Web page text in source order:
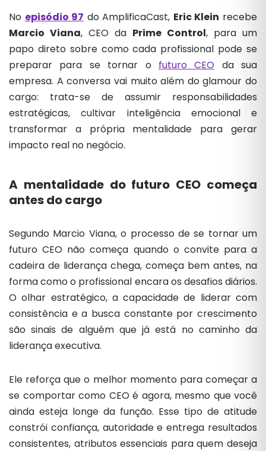
No episódio 97 do AmplificaCast, Eric Klein recebe
Marcio Viana, CEO da Prime Control, para um
papo direto sobre como cada profissional pode se
preparar para se tornar o futuro CEO da sua
empresa. A conversa vai muito além do glamour do
cargo: trata-se de assumir responsabilidades
estratégicas, cultivar inteligência emocional e
transformar a própria mentalidade para gerar
impacto real no negócio.
A mentalidade do futuro CEO começa
antes do cargo
Segundo Marcio Viana, o processo de se tornar um
futuro CEO não começa quando o convite para a
cadeira de liderança chega, começa bem antes, na
forma como o profissional encara os desafios diários.
O olhar estratégico, a capacidade de liderar com
consistência e a busca constante por crescimento
são sinais de alguém que já está no caminho da
liderança executiva.
Ele reforça que o melhor momento para começar a
se comportar como CEO é agora, mesmo que você
ainda esteja longe da função. Esse tipo de atitude
constrói confiança, autoridade e entrega resultados
consistentes, atributos essenciais para quem deseja